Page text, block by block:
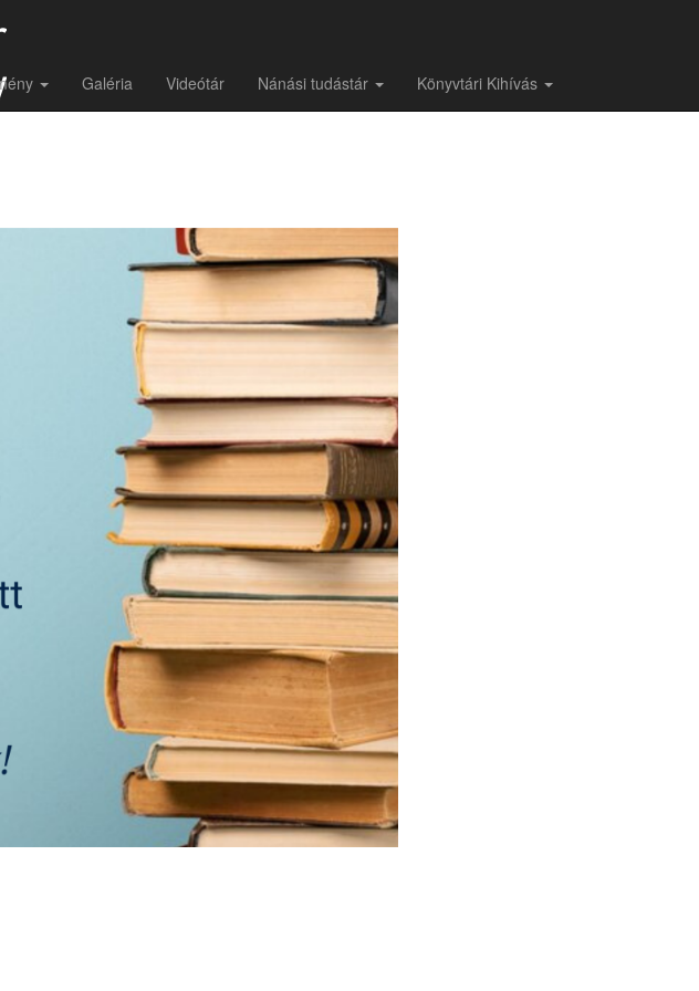
Galéria Videótár Nánási tudástár Könyvtári Kihívás